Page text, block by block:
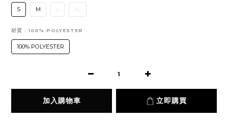
S M XL
材質 : 100% POLYESTER
100% POLYESTER
加入購物車 立即購買